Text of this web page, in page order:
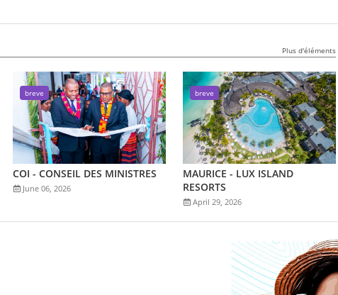
Plus d'éléments
breve
COI - CONSEIL DES MINISTRES
June 06, 2026
breve
MAURICE - LUX ISLAND
RESORTS
April 29, 2026